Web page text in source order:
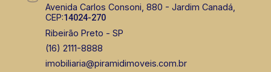
Avenida Carlos Consoni, 880 - Jardim Canadá,
CEP:14024-270
Ribeirão Preto - SP
(16) 2111-8888
imobiliaria@piramidimoveis.com.br